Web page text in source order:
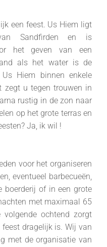
een feest. Us Hiem ligt
Sandfirden en is
het geven van een
als het water is de
Hiem binnen enkele
zegt u tegen trouwen in
rustig in de zon naar
op het grote terras en
Ja, ik wil !
voor het organiseren
eventueel barbecueën,
boerderij of in een grote
met maximaal 65
volgende ochtend zorgt
dragelijk is. Wij van
met de organisatie van